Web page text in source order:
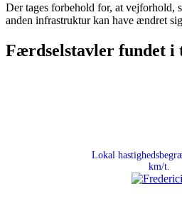
Der tages forbehold for, at vejforhold,
anden infrastruktur kan have ændret
Færdselstavler fundet i
Lokal
km/t.